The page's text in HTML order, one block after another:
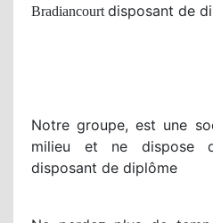
Bradiancourt disposant de
Notre groupe, est une
milieu et ne dispose
disposant de diplôme